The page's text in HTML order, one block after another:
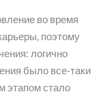
во время
поэтому
логично
было все-таки
этапом стало